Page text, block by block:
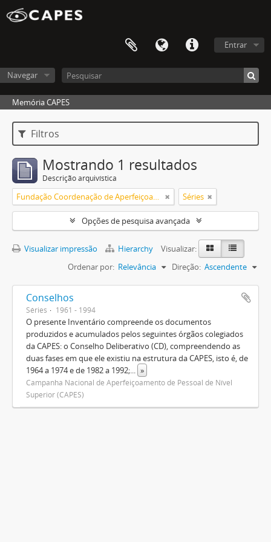
Entrar
Navegar
Memória CAPES
Filtros
Mostrando 1 resultados
Descrição arquivística
Fundação Coordenação de Aperfeiçoamento de Pessoal de Nível Superior (CAPES) Séries
Opções de pesquisa avançada
Visualizar impressão Hierarchy
Visualizar:
Ordenar por: Relevância Direção: Ascendente
Conselhos
Séries 1961 - 1994
O presente Inventário compreende os documentos
produzidos e acumulados pelos seguintes órgãos colegiados
da CAPES: o Conselho Deliberativo (CD), compreendendo as
duas fases em que ele existiu na estrutura da CAPES, isto é, de
1964 a 1974 e de 1982 a 1992;... »
Campanha Nacional de Aperfeiçoamento de Pessoal de Nível
Superior (CAPES)